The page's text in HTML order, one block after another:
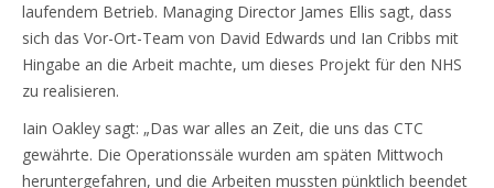
laufendem Betrieb. Managing Director James Ellis sagt, dass
sich das Vor-Ort-Team von David Edwards und Ian Cribbs mit
Hingabe an die Arbeit machte, um dieses Projekt für den NHS
zu realisieren.
Iain Oakley sagt: „Das war alles an Zeit, die uns das CTC
gewährte. Die Operationssäle wurden am späten Mittwoch
heruntergefahren, und die Arbeiten mussten pünktlich beendet